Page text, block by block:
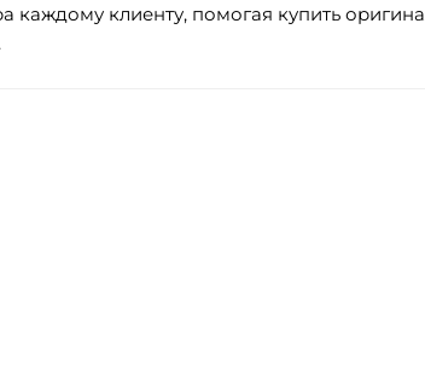
каждому клиенту, помогая купить